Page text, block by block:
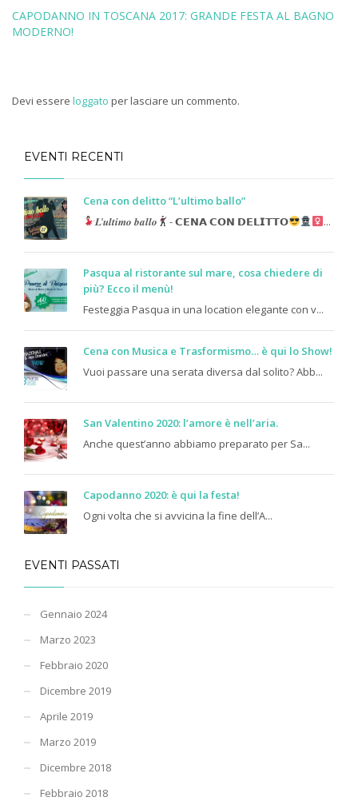
CAPODANNO IN TOSCANA 2017: GRANDE FESTA AL BAGNO
MODERNO!
Devi essere loggato per lasciare un commento.
EVENTI RECENTI
Cena con delitto “L’ultimo ballo”
𝑳’𝒖𝒍𝒕𝒊𝒎𝒐 𝒃𝒂𝒍𝒍𝒐
- 𝗖𝗘𝗡𝗔 𝗖𝗢𝗡 𝗗𝗘𝗟𝗜𝗧𝗧𝗢 ...
Pasqua al ristorante sul mare, cosa chiedere di
più? Ecco il menù!
Festeggia Pasqua in una location elegante con v...
Cena con Musica e Trasformismo… è qui lo Show!
Vuoi passare una serata diversa dal solito? Abb...
San Valentino 2020: l’amore è nell’aria.
Anche quest’anno abbiamo preparato per Sa...
Capodanno 2020: è qui la festa!
Ogni volta che si avvicina la fine dell’A...
EVENTI PASSATI
Gennaio 2024
Marzo 2023
Febbraio 2020
Dicembre 2019
Aprile 2019
Marzo 2019
Dicembre 2018
Febbraio 2018